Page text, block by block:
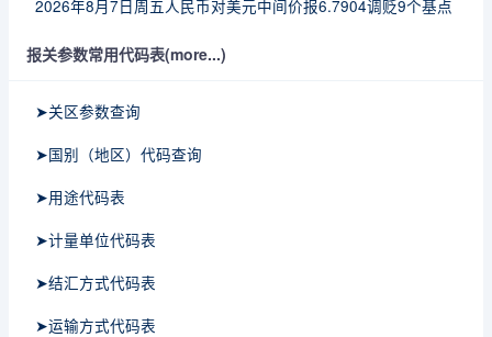
2026年8月7日周五人民币对美元中间价报6.7904调贬9个基点
报关参数常用代码表(more...)
➤关区参数查询
➤国别（地区）代码查询
➤用途代码表
➤计量单位代码表
➤结汇方式代码表
➤运输方式代码表